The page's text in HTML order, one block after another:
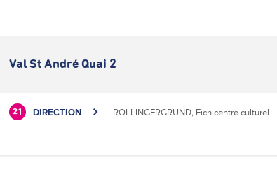
Val St André Quai 2
21 DIRECTION ROLLINGERGRUND, Eich centre culturel